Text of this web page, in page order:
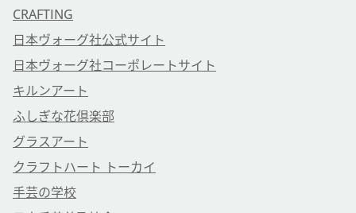
CRAFTING
日本ヴォーグ社公式サイト
日本ヴォーグ社コーポレートサイト
キルンアート
ふしぎな花倶楽部
グラスアート
クラフトハート トーカイ
手芸の学校